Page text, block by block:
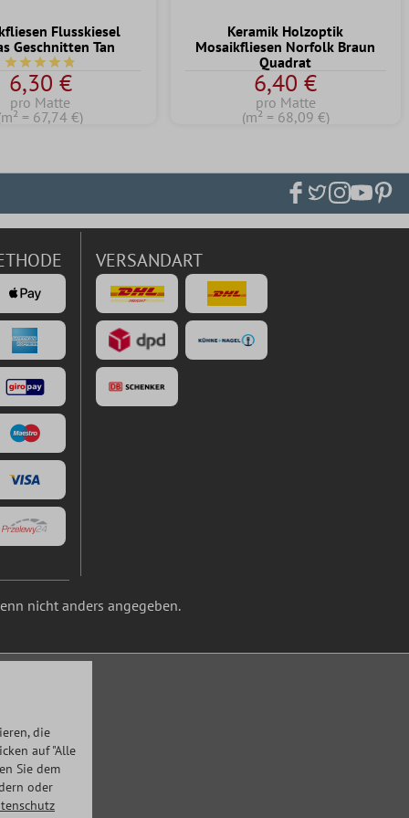
Flusskiesel
Geschnitten Tan
Durchschnittliche Bewertung von 4.8 von 5 Sternen
6,30 €
pro Matte
= 67,74 €)
Keramik Holzoptik
Mosaikfliesen Norfolk Braun
Quadrat
6,40 €
pro Matte
(m² = 68,09 €)
VERSANDART
nicht anders angegeben.
die
auf "Alle
Sie dem
oder